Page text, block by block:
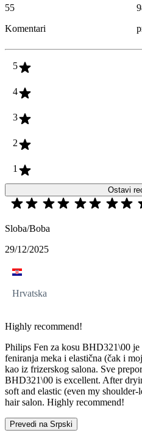
55
Komentari
5
4
3
2
1
Ostavi
Sloba/Boba
29/12/2025
Hrvatska
Highly recommend!
Philips Fen za kosu BHD321\00
feniranja meka i elastična (čak i
kao iz frizerskog salona. Sve
BHD321\00 is excellent. After
soft and elastic (even my
hair salon. Highly recommend!
Prevedi na Srpski